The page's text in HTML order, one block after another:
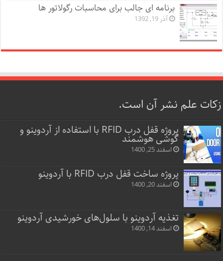
برنامه ای جالب برای محاسبات رگولاتور ها
آذر 19, 1392
زکات علم نشر آن است.
پروژه قفل‌ درب RFID با استفاده از آردوینو و
گوشی هوشمند
اسفند 25, 1400
پروژه ساخت قفل‌ درب RFID با آردوینو
اسفند 20, 1400
تغذیه آردوینو با سلول‌های خورشیدی آردوینو
اسفند 14, 1400